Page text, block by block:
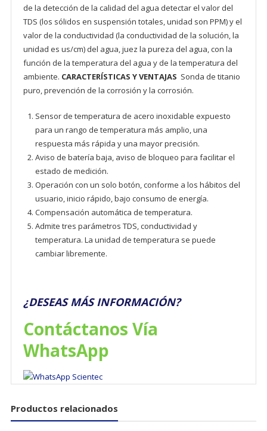
de la detección de la calidad del agua detectar el valor del
TDS (los sólidos en suspensión totales, unidad son PPM) y el
valor de la conductividad (la conductividad de la solución, la
unidad es us/cm) del agua, juez la pureza del agua, con la
función de la temperatura del agua y de la temperatura del
ambiente. CARACTERÍSTICAS Y VENTAJAS Sonda de titanio
puro, prevención de la corrosión y la corrosión.
Sensor de temperatura de acero inoxidable expuesto
para un rango de temperatura más amplio, una
respuesta más rápida y una mayor precisión.
Aviso de batería baja, aviso de bloqueo para facilitar el
estado de medición.
Operación con un solo botón, conforme a los hábitos del
usuario, inicio rápido, bajo consumo de energía.
Compensación automática de temperatura.
Admite tres parámetros TDS, conductividad y
temperatura. La unidad de temperatura se puede
cambiar libremente.
¿DESEAS MÁS INFORMACIÓN?
Contáctanos Vía
WhatsApp
Productos relacionados